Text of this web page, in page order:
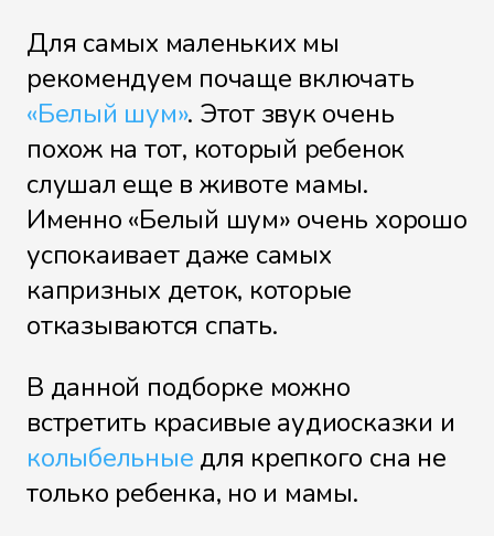
Для самых маленьких мы
рекомендуем почаще включать
«Белый шум». Этот звук очень
похож на тот, который ребенок
слушал еще в животе мамы.
Именно «Белый шум» очень хорошо
успокаивает даже самых
капризных деток, которые
отказываются спать.
В данной подборке можно
встретить красивые аудиосказки и
колыбельные для крепкого сна не
только ребенка, но и мамы.